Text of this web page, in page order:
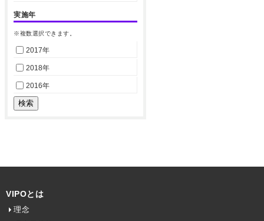
実施年
※複数選択できます。
2017年
2018年
2016年
VIPOとは
理念